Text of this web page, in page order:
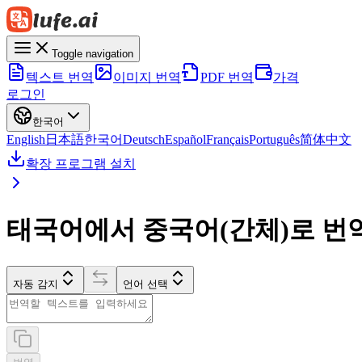
Toggle navigation
텍스트 번역 이미지 번역 PDF 번역
가격
로그인
한국어
English 日本語한국어DeutschEspañolFrançaisPortuguês简体中文
확장 프로그램 설치
태국어에서 중국어(간체)로 번
자동 감지 언어 선택